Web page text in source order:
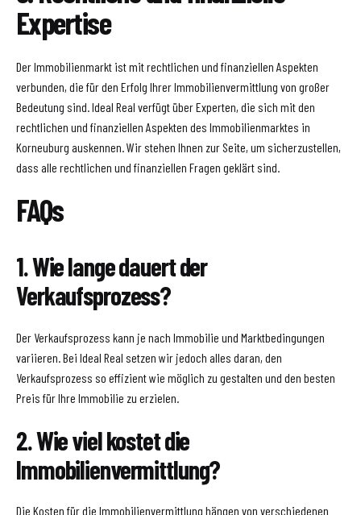
Expertise
Der Immobilienmarkt ist mit rechtlichen und finanziellen Aspekten
verbunden, die für den Erfolg Ihrer Immobilienvermittlung von großer
Bedeutung sind. Ideal Real verfügt über Experten, die sich mit den
rechtlichen und finanziellen Aspekten des Immobilienmarktes in
Korneuburg auskennen. Wir stehen Ihnen zur Seite, um sicherzustellen,
dass alle rechtlichen und finanziellen Fragen geklärt sind.
FAQs
1. Wie lange dauert der
Verkaufsprozess?
Der Verkaufsprozess kann je nach Immobilie und Marktbedingungen
variieren. Bei Ideal Real setzen wir jedoch alles daran, den
Verkaufsprozess so effizient wie möglich zu gestalten und den besten
Preis für Ihre Immobilie zu erzielen.
2. Wie viel kostet die
Immobilienvermittlung?
Die Kosten für die Immobilienvermittlung hängen von verschiedenen